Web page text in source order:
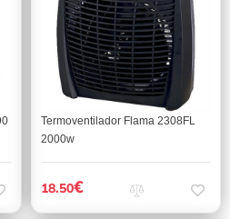
Termoventilador Flama 2308FL
2000w
18.50€